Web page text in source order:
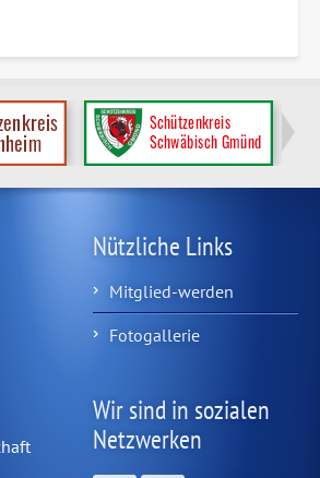
Nützliche Links
Mitglied-werden
Fotogallerie
Wir sind in sozialen
Netzwerken